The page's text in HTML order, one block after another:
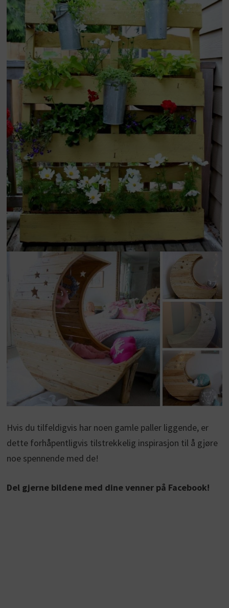
Hvis du tilfeldigvis har noen gamle paller liggende, er
dette forhåpentligvis tilstrekkelig inspirasjon til å gjøre
noe spennende med de!
Del gjerne bildene med dine venner på Facebook!